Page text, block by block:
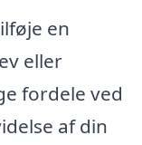
en
eller
fordele ved
af din